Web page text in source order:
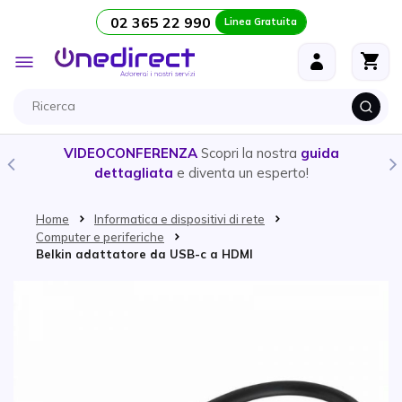
Salta al contenuto 02 365 22 990 Linea Gratuita
Toggle
Nav
VIDEOCONFERENZA Scopri la nostra guida
dettagliata e diventa un esperto!
Home
Informatica e dispositivi di rete
Computer e periferiche
Belkin adattatore da USB-c a HDMI